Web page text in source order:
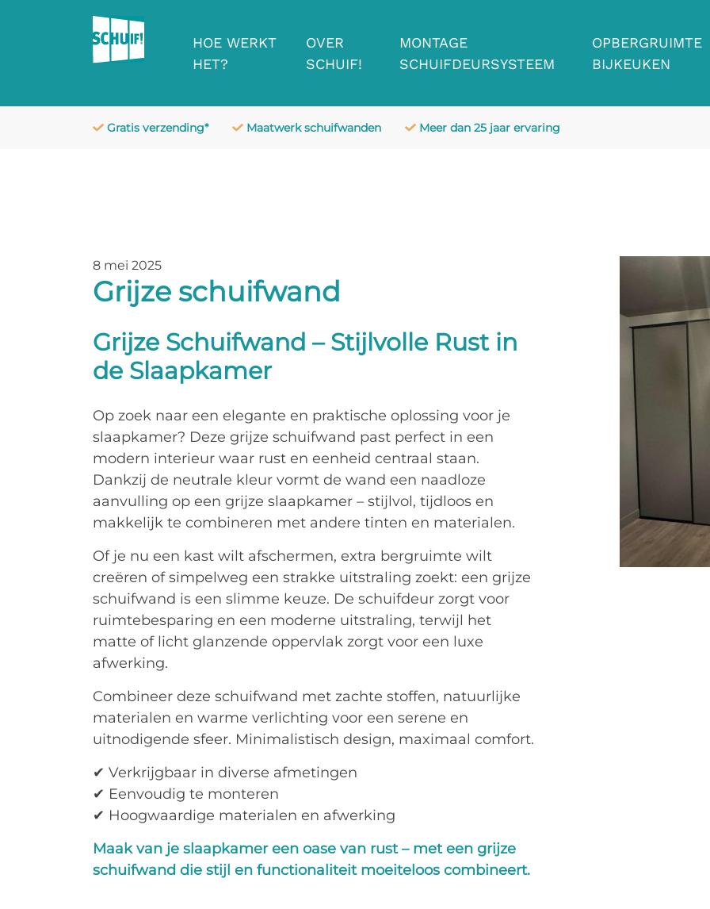
HOE WERKT
HET?
OVER
SCHUIF!
MONTAGE
SCHUIFDEURSYSTEEM
OPBERGRUIMTE
BIJKEUKEN
Gratis verzending* Maatwerk schuifwanden Meer dan 25 jaar ervaring
8 mei 2025
Grijze schuifwand
Grijze Schuifwand – Stijlvolle Rust in
de Slaapkamer
Op zoek naar een elegante en praktische oplossing voor je
slaapkamer? Deze grijze schuifwand past perfect in een
modern interieur waar rust en eenheid centraal staan.
Dankzij de neutrale kleur vormt de wand een naadloze
aanvulling op een grijze slaapkamer – stijlvol, tijdloos en
makkelijk te combineren met andere tinten en materialen.
Of je nu een kast wilt afschermen, extra bergruimte wilt
creëren of simpelweg een strakke uitstraling zoekt: een grijze
schuifwand is een slimme keuze. De schuifdeur zorgt voor
ruimtebesparing en een moderne uitstraling, terwijl het
matte of licht glanzende oppervlak zorgt voor een luxe
afwerking.
Combineer deze schuifwand met zachte stoffen, natuurlijke
materialen en warme verlichting voor een serene en
uitnodigende sfeer. Minimalistisch design, maximaal comfort.
✔ Verkrijgbaar in diverse afmetingen
✔ Eenvoudig te monteren
✔ Hoogwaardige materialen en afwerking
Maak van je slaapkamer een oase van rust – met een grijze
schuifwand die stijl en functionaliteit moeiteloos combineert.